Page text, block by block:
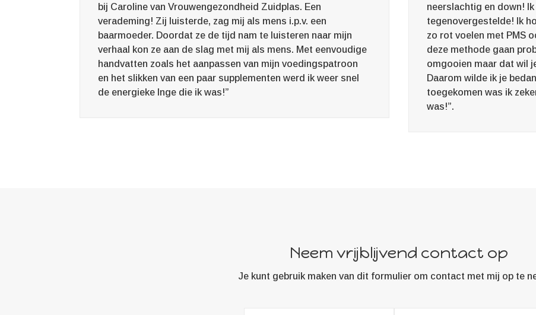
bij Caroline van Vrouwengezondheid Zuidplas. Een
verademing! Zij luisterde, zag mij als mens i.p.v. een
baarmoeder. Doordat ze de tijd nam te luisteren naar mijn
verhaal kon ze aan de slag met mij als mens. Met eenvoudige
handvatten zoals het aanpassen van mijn voedingspatroon
en het slikken van een paar supplementen werd ik weer snel
de energieke Inge die ik was!”
neerslachtig en down!
tegenovergestelde! Ik
zo rot voelen met PMS
deze methode gaan
omgooien maar dat wil
Daarom wilde ik je
toegekomen was ik
was!”.
Neem vrijblijvend contact op
Je kunt gebruik maken van dit formulier om contact met mij op te